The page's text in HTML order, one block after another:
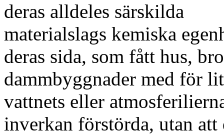
deras alldeles särskilda
materialslags kemiska
deras sida, som fått hus,
dammbyggnader med för
vattnets eller
inverkan förstörda, utan